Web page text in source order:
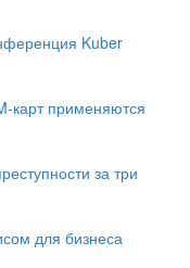
Kuber
карт применяются
за три
для бизнеса